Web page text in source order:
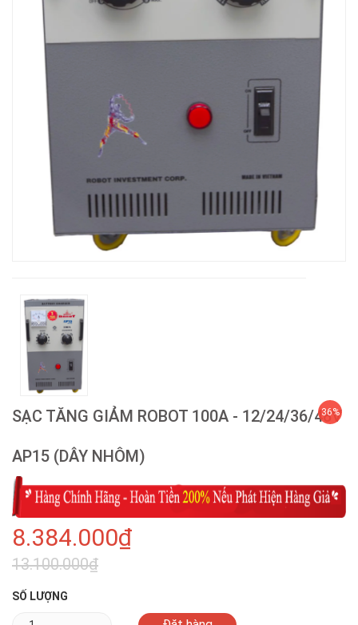
SẠC TĂNG GIẢM ROBOT 100A - 12/24/36/48V
AP15 (DÂY NHÔM)
8.384.000₫
13.100.000₫
36%
SỐ LƯỢNG